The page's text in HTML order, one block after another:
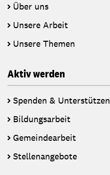
Über uns
Unsere Arbeit
Unsere Themen
Aktiv werden
Spenden & Unterstützen
Bildungsarbeit
Gemeindearbeit
Stellenangebote